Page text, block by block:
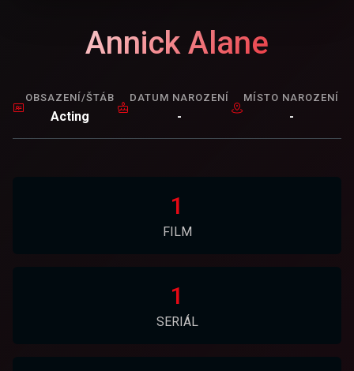
Annick Alane
OBSAZENÍ/ŠTÁB
Acting
DATUM NAROZENÍ
-
MÍSTO NAROZENÍ
-
1
FILM
1
SERIÁL